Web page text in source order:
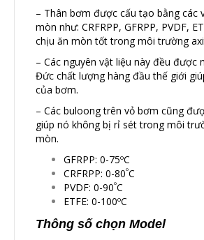
– Thân bơm được cấu tạo bằng các
mòn như: CRFRPP, GFRPP, PVDF,
chịu ăn mòn tốt trong môi trường
– Các nguyên vật liệu này đều được
Đức chất lượng hàng đầu thế giới
của bơm.
– Các buloong trên vỏ bơm cũng
giúp nó không bị rỉ sét trong môi
mòn.
GFRPP: 0-75ºC
CRFRPP: 0-80ºC
PVDF: 0-90ºC
ETFE: 0-100ºC
Thông số chọn Model